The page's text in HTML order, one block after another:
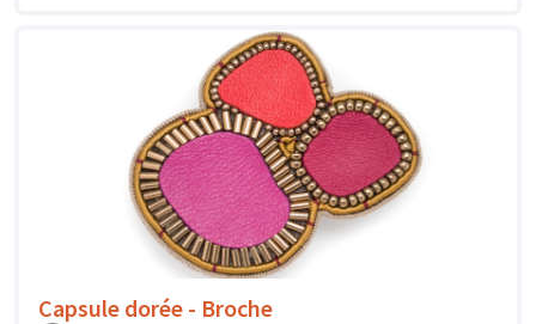
Capsule dorée - Broche